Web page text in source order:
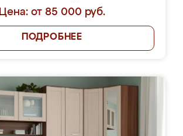
Цена: от 85 000 руб.
ПОДРОБНЕЕ